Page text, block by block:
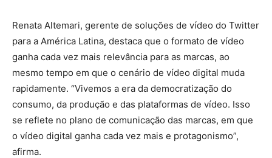
Renata Altemari, gerente de soluções de vídeo do Twitter
para a América Latina, destaca que o formato de vídeo
ganha cada vez mais relevância para as marcas, ao
mesmo tempo em que o cenário de vídeo digital muda
rapidamente. “Vivemos a era da democratização do
consumo, da produção e das plataformas de vídeo. Isso
se reflete no plano de comunicação das marcas, em que
o vídeo digital ganha cada vez mais e protagonismo”,
afirma.